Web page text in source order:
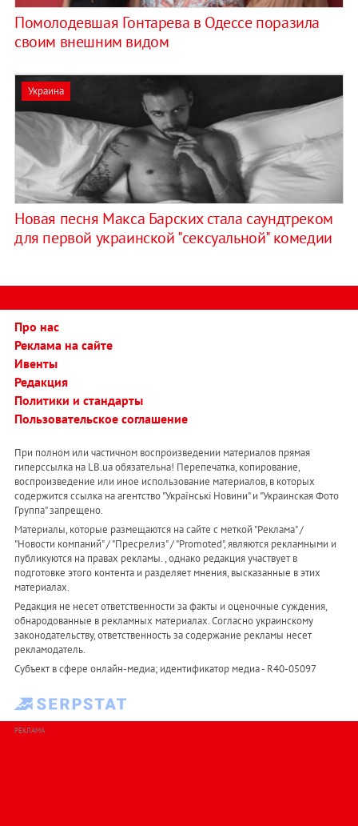
Помолодевшая Гонтарева в Одессе поразила
своим внешним видом
Украина
Новая песня Макса Барских стала саундтреком
для первой украинской "сексуальной" комедии
Про нас
Реклама на сайте
Ивенты
Редакция
Политики и стандарты
Пользовательское соглашение
При полном или частичном воспроизведении материалов прямая
гиперссылка на LB.ua обязательна! Перепечатка, копирование,
воспроизведение или иное использование материалов, в которых
содержится ссылка на агентство "Українськi Новини" и "Украинская Фото
Группа" запрещено.
Материалы, которые размещаются на сайте с меткой "Реклама" /
"Новости компаний" / "Пресрелиз" / "Promoted", являются рекламными и
публикуются на правах рекламы. , однако редакция участвует в
подготовке этого контента и разделяет мнения, высказанные в этих
материалах.
Редакция не несет ответственности за факты и оценочные суждения,
обнародованные в рекламных материалах. Согласно украинскому
законодательству, ответственность за содержание рекламы несет
рекламодатель.
Субъект в сфере онлайн-медиа; идентификатор медиа - R40-05097
РЕКЛАМА